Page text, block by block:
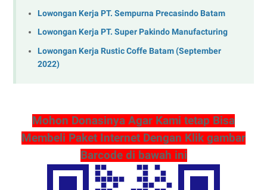
Lowongan Kerja PT. Sempurna Precasindo Batam
Lowongan Kerja PT. Super Pakindo Manufacturing
Lowongan Kerja Rustic Coffe Batam (September
2022)
Mohon Donasinya Agar Kami tetap Bisa
Membeli Paket Internet Dengan Klik gambar
Barcode di bawah ini